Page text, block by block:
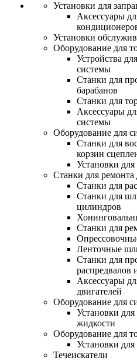
Установки для
Аксессуары
Установки
Оборудование для
Устройства
системы
Станки для
барабанов
Станки для
Аксессуары
системы
Оборудование для
Станки для
корзин
Установки
Станки для ремонта
Станки для
Станки для
цилиндров
Станки для
Ленточные
Станки для
распредвалов
Аксессуары
двигателей
Оборудование для
Установки
жидкости
Оборудование для
Установки
Течеискатели